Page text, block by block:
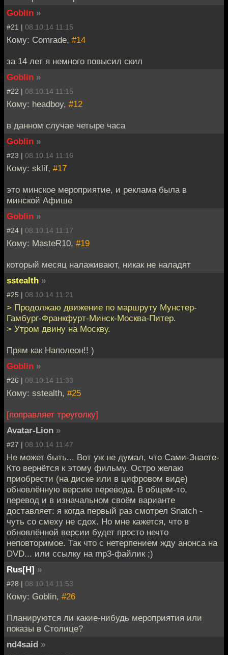
Goblin »
#21 | 08.10.14 11:15
Кому: Comrade, #14
за 14 лет я немного повысил скил
Goblin »
#22 | 08.10.14 11:15
Кому: headboy, #12
в данном случае четыре часа
Goblin »
#23 | 08.10.14 11:16
Кому: sklif, #17
это минское мероприятие, и реклама была в
минской Афише
Goblin »
#24 | 08.10.14 11:17
Кому: MasteR10, #19
который месяц налаживают, никак не наладят
sstealth »
#25 | 08.10.14 11:21
> Продолжаю движение по маршруту Мунстер-
Гамбург-Франкфурт-Минск-Москва-Питер.
> Утром двину на Москву.
Прям как Наполеон!! )
Goblin »
#26 | 08.10.14 11:33
Кому: sstealth, #25
[поправляет треуголку]
Avatar-Lion »
#27 | 08.10.14 11:47
Не может быть... Вот уж не думал, что Сами-Знаете-
Кто вернётся к этому фильму. Остро желаю
приобрести (на диске или в цифровом виде)
обновлённую версию перевода. В общем-то,
перевод и в изначальном своём варианте
доставляет: я когда первый раз смотрел Snatch -
чуть со смеху не сдох. Но мне кажется, что в
обновлённой версии будет просто нечто
неповторимое. Так что с нетерпением жду анонса на
DVD... или ссылку на mp3-файлик ;)
Rus[H] »
#28 | 08.10.14 11:53
Кому: Goblin, #26
Планируются ли какие-нибудь мероприятия или
показы в Столице?
nd4said »